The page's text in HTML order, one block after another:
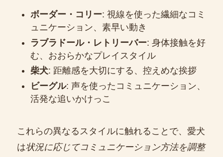
ボーダー・コリー: 視線を使った繊細なコミ
ュニケーション、素早い動き
ラブラドール・レトリーバー: 身体接触を好
む、おおらかなプレイスタイル
柴犬: 距離感を大切にする、控えめな挨拶
ビーグル: 声を使ったコミュニケーション、
活発な追いかけっこ
これらの異なるスタイルに触れることで、愛犬
は状況に応じてコミュニケーション方法を調整